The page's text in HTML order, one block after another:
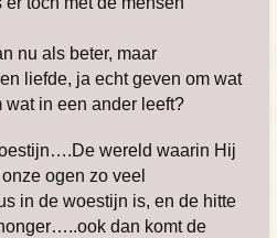
nu als beter, maar
liefde, ja echt geven om wat
wat in een ander leeft?
wereld waarin Hij
ogen zo veel
in de woestijn is, en de hitte
dan komt de